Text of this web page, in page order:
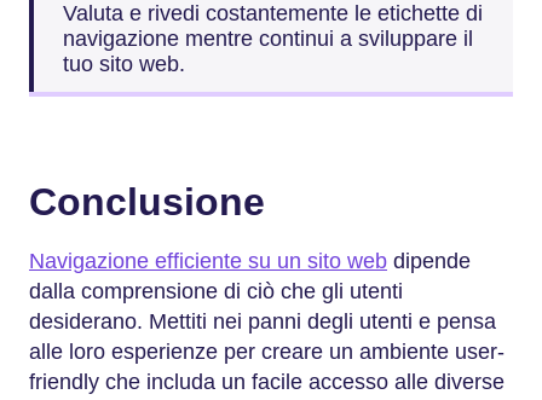
Valuta e rivedi costantemente le etichette di
navigazione mentre continui a sviluppare il
tuo sito web.
Conclusione
Navigazione efficiente su un sito web dipende
dalla comprensione di ciò che gli utenti
desiderano. Mettiti nei panni degli utenti e pensa
alle loro esperienze per creare un ambiente user-
friendly che includa un facile accesso alle diverse